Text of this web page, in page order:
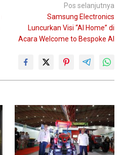
Pos selanjutnya
Samsung Electronics
Luncurkan Visi “AI Home” di
Acara Welcome to Bespoke AI